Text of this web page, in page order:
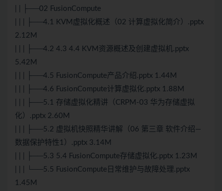
| | ├──02 FusionCompute
| | | ├──4.1 KVM虚拟化概述（02 计算虚拟化简介）.pptx
2.12M
| | | ├──4.2 4.3 4.4 KVM资源概述及创建虚拟机.pptx
5.42M
| | | ├──4.5 FusionCompute产品介绍.pptx 1.44M
| | | ├──4.6 FusionCompute计算虚拟化.pptx 1.88M
| | | ├──5.1 存储虚拟化精讲（CRPM-03 华为存储虚拟
化）.pptx 2.60M
| | | ├──5.2 虚拟机快照精华讲解（06 第三章 软件介绍—
数据保护特性1）.pptx 3.14M
| | | ├──5.3 5.4 FusionCompute存储虚拟化.pptx 1.23M
| | | └──5.5 FusionCompute日常维护与故障处理.pptx
1.45M